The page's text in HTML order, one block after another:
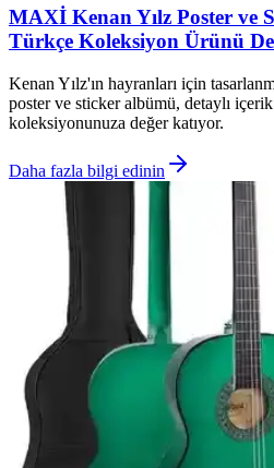
MAXİ Kenan Yılz Poster ve
Türkçe Koleksiyon Ürünü
Kenan Yılz'ın hayranları için
poster ve sticker albümü, detaylı içerik
koleksiyonunuza değer katıyor.
Daha fazla bilgi edinin